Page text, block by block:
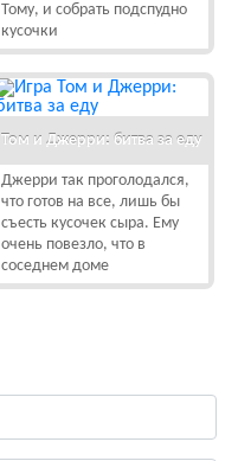
Тому, и собрать подспудно
кусочки
Том и Джерри: битва за еду
Джерри так проголодался,
что готов на все, лишь бы
съесть кусочек сыра. Ему
очень повезло, что в
соседнем доме